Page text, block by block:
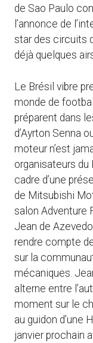
de Sao Paulo
l’annonce de
star des circuits
déjà quelques
Le Brésil vibre
monde de
préparent dans
d’Ayrton Senna
moteur n’est
organisateurs du
cadre d’une
de Mitsubishi
salon Adventure
Jean de
rendre compte
sur la
mécaniques.
alterne entre
moment sur le
au guidon d’une
janvier prochain